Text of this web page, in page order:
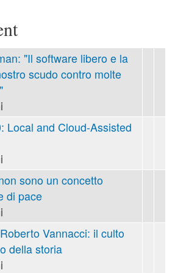
"Il software libero e la
scudo contro molte
Local and Cloud-Assisted
sono un concetto
di pace
Vannacci: il culto
della storia